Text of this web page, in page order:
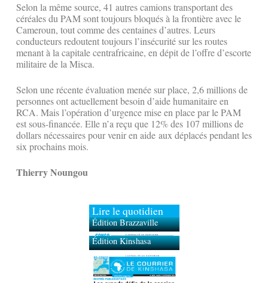
Selon la même source, 41 autres camions transportant des
céréales du PAM sont toujours bloqués à la frontière avec le
Cameroun, tout comme des centaines d’autres. Leurs
conducteurs redoutent toujours l’insécurité sur les routes
menant à la capitale centrafricaine, en dépit de l’offre d’escorte
militaire de la Misca.
Selon une récente évaluation menée sur place, 2,6 millions de
personnes ont actuellement besoin d’aide humanitaire en
RCA. Mais l’opération d’urgence mise en place par le PAM
est sous-financée. Elle n’a reçu que 12% des 107 millions de
dollars nécessaires pour venir en aide aux déplacés pendant les
six prochains mois.
Thierry Noungou
Lire le quotidien
Édition Brazzaville
Édition Kinshasa